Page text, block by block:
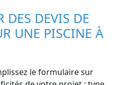
DES DEVIS DE
UNE PISCINE À
le formulaire sur